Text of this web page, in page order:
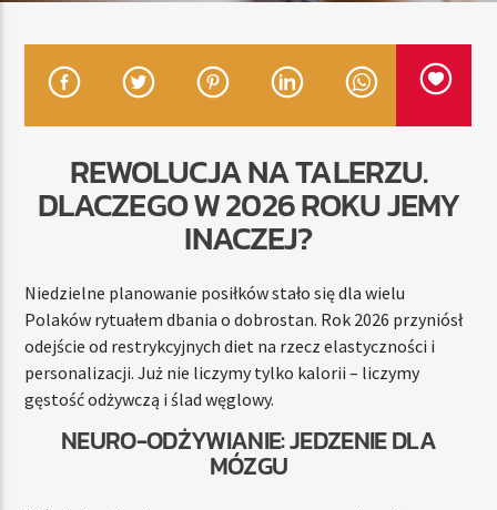
TERAZ
RADIO STREFA MUZY
REWOLUCJA NA TALERZU.
DLACZEGO W 2026 ROKU JEMY
INACZEJ?
Niedzielne planowanie posiłków stało się dla wielu
Polaków rytuałem dbania o dobrostan. Rok 2026 przyniósł
odejście od restrykcyjnych diet na rzecz elastyczności i
personalizacji. Już nie liczymy tylko kalorii – liczymy
gęstość odżywczą i ślad węglowy.
NEURO-ODŻYWIANIE: JEDZENIE DLA
MÓZGU